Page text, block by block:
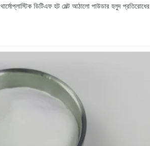
থার্মোপ্লাস্টিক ডিটিএফ হট মেল্ট আঠালো পাউডার হলুদ প্রতিরোধের